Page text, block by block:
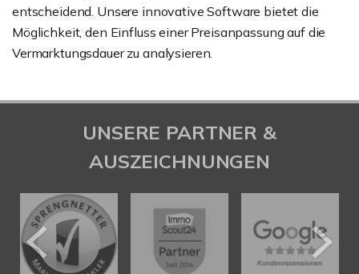
entscheidend. Unsere innovative Software bietet die
Möglichkeit, den Einfluss einer Preisanpassung auf die
Vermarktungsdauer zu analysieren.
UNSERE PARTNER &
AUSZEICHNUNGEN